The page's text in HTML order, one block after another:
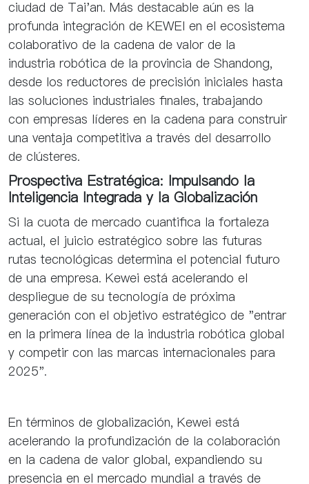
ciudad de Tai'an. Más destacable aún es la
profunda integración de KEWEI en el ecosistema
colaborativo de la cadena de valor de la
industria robótica de la provincia de Shandong,
desde los reductores de precisión iniciales hasta
las soluciones industriales finales, trabajando
con empresas líderes en la cadena para construir
una ventaja competitiva a través del desarrollo
de clústeres.
Prospectiva Estratégica: Impulsando la
Inteligencia Integrada y la Globalización
Si la cuota de mercado cuantifica la fortaleza
actual, el juicio estratégico sobre las futuras
rutas tecnológicas determina el potencial futuro
de una empresa. Kewei está acelerando el
despliegue de su tecnología de próxima
generación con el objetivo estratégico de "entrar
en la primera línea de la industria robótica global
y competir con las marcas internacionales para
2025".
En términos de globalización, Kewei está
acelerando la profundización de la colaboración
en la cadena de valor global, expandiendo su
presencia en el mercado mundial a través de